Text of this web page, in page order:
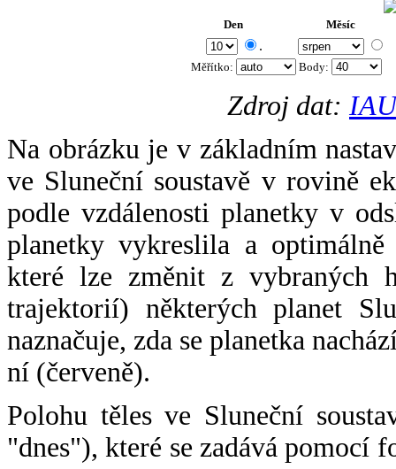
Den Měsíc
.
Měřítko: Body:
Zdroj dat:
Na obrázku je v základním
ve Sluneční soustavě v rovině
podle vzdálenosti planetky v
planetky vykreslila a
které lze změnit z vybraných
trajektorií) některých planet
naznačuje, zda se planetka
ní (červeně).
Polohu těles ve Sluneční
"dnes"), které se zadává pomocí